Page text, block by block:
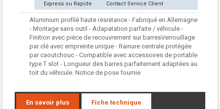
Express ou Rapide Contact Service Client
Aluminium profilé haute résistance - Fabriqué en Allemagne
- Montage sans outil - Adapatation parfaite / véhicule -
Finition avec pièce de recouvrement sur barresVerrouillage
par clé avec empreinte unique - Rainure centrale protégée
par caoutchouc - Compatible avec accessoires de portable
type T slot - Longueur des barres parfaitement adaptées au
toit du véhicule. Notice de pose fournie
En savoir plus Fiche technique